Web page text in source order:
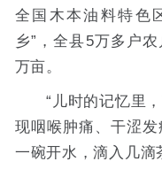
全国木本油料特色
乡”，全县5万多户
万亩。
“儿时的记忆里，
现咽喉肿痛、干涩
一碗开水，滴入几滴